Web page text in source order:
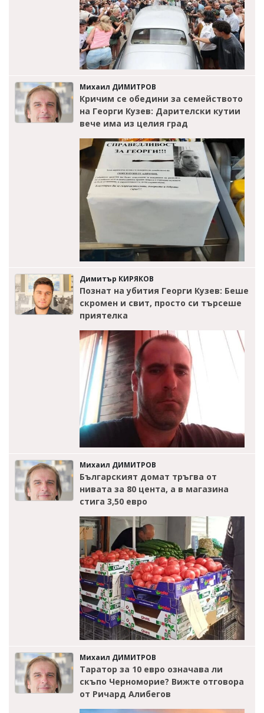
Михаил ДИМИТРОВ
Кричим се обедини за семейството
на Георги Кузев: Дарителски кутии
вече има из целия град
Димитър КИРЯКОВ
Познат на убития Георги Кузев: Беше
скромен и свит, просто си търсеше
приятелка
Михаил ДИМИТРОВ
Българският домат тръгва от
нивата за 80 цента, а в магазина
стига 3,50 евро
Михаил ДИМИТРОВ
Таратор за 10 евро означава ли
скъпо Черноморие? Вижте отговора
от Ричард Алибегов